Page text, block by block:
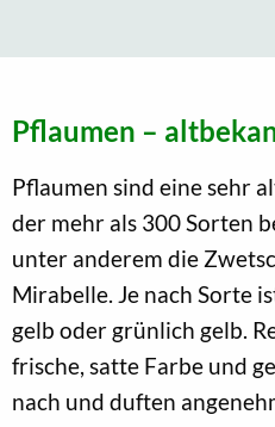
Pflaumen –
Pflaumen sind eine sehr
der mehr als 300 Sorten
unter anderem die
Mirabelle. Je nach Sorte
gelb oder grünlich gelb.
frische, satte Farbe und
nach und duften